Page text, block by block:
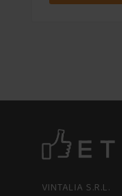
VINTALIA S.R.L.